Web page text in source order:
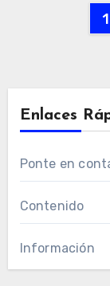
1
Enlaces
Ponte en
Contenido
Información